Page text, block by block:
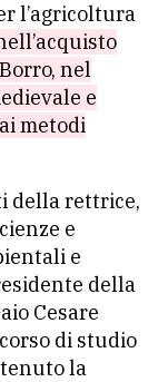
l’agricoltura
nel
e
metodi
della rettrice,
e
e
della
Cesare
di studio
la